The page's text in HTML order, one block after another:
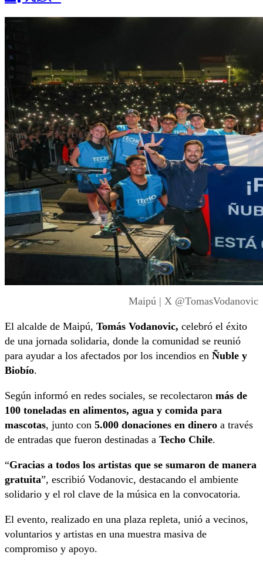
Maipú | X @TomasVodanovic
El alcalde de Maipú, Tomás Vodanovic, celebró el éxito
de una jornada solidaria, donde la comunidad se reunió
para ayudar a los afectados por los incendios en Ñuble y
Biobío.
Según informó en redes sociales, se recolectaron más de
100 toneladas en alimentos, agua y comida para
mascotas, junto con 5.000 donaciones en dinero a través
de entradas que fueron destinadas a Techo Chile.
“Gracias a todos los artistas que se sumaron de manera
gratuita”, escribió Vodanovic, destacando el ambiente
solidario y el rol clave de la música en la convocatoria.
El evento, realizado en una plaza repleta, unió a vecinos,
voluntarios y artistas en una muestra masiva de
compromiso y apoyo.